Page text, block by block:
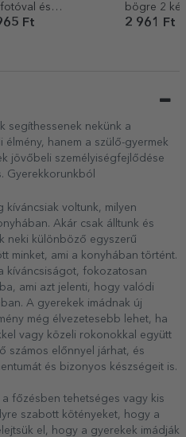
és
– Apa,
Ft
bögre 2
szöveggel
2 961 Ft
segíthessenek nekünk a
élmény, hanem a szülő-gyermek
jövőbeli személyiségfejlődése
Gyerekkorunkból
kíváncsiak voltunk, milyen
Akár csak álltunk és
neki különböző egyszerű
minket, ami a konyhában történt.
kíváncsiságot, fokozatosan
ami azt jelenti, hogy valódi
A gyerekek imádnak új
még élvezetesebb lehet, ha
vagy közeli rokonokkal együtt
számos előnnyel járhat, és
és bizonyos készségeit is.
főzésben tehetséges vagy kis
szabott kötényeket, hogy a
el, hogy a gyerekek imádják